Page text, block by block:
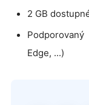
2 GB
Edge, ...)